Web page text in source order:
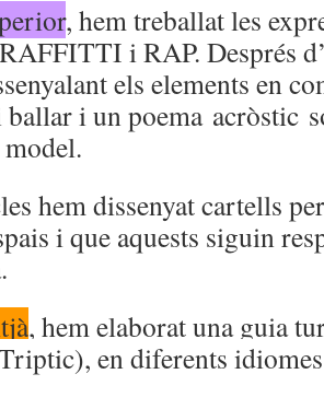
, hem treballat les
i RAP. Després
els elements en
i un poema acròstic
hem dissenyat cartells
i que aquests siguin
, hem elaborat una guia
en diferents